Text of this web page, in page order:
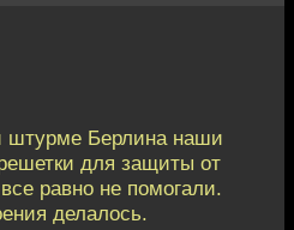
штурме Берлина наши
для защиты от
равно не помогали.
делалось.